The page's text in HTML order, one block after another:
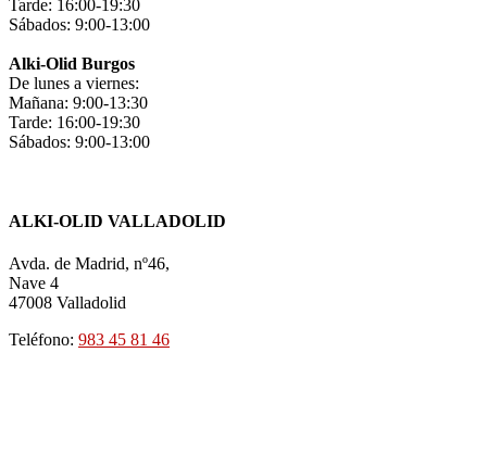
Tarde: 16:00-19:30
Sábados: 9:00-13:00
Alki-Olid Burgos
De lunes a viernes:
Mañana: 9:00-13:30
Tarde: 16:00-19:30
Sábados: 9:00-13:00
ALKI-OLID VALLADOLID
Avda. de Madrid, nº46,
Nave 4
47008 Valladolid
Teléfono: 983 45 81 46